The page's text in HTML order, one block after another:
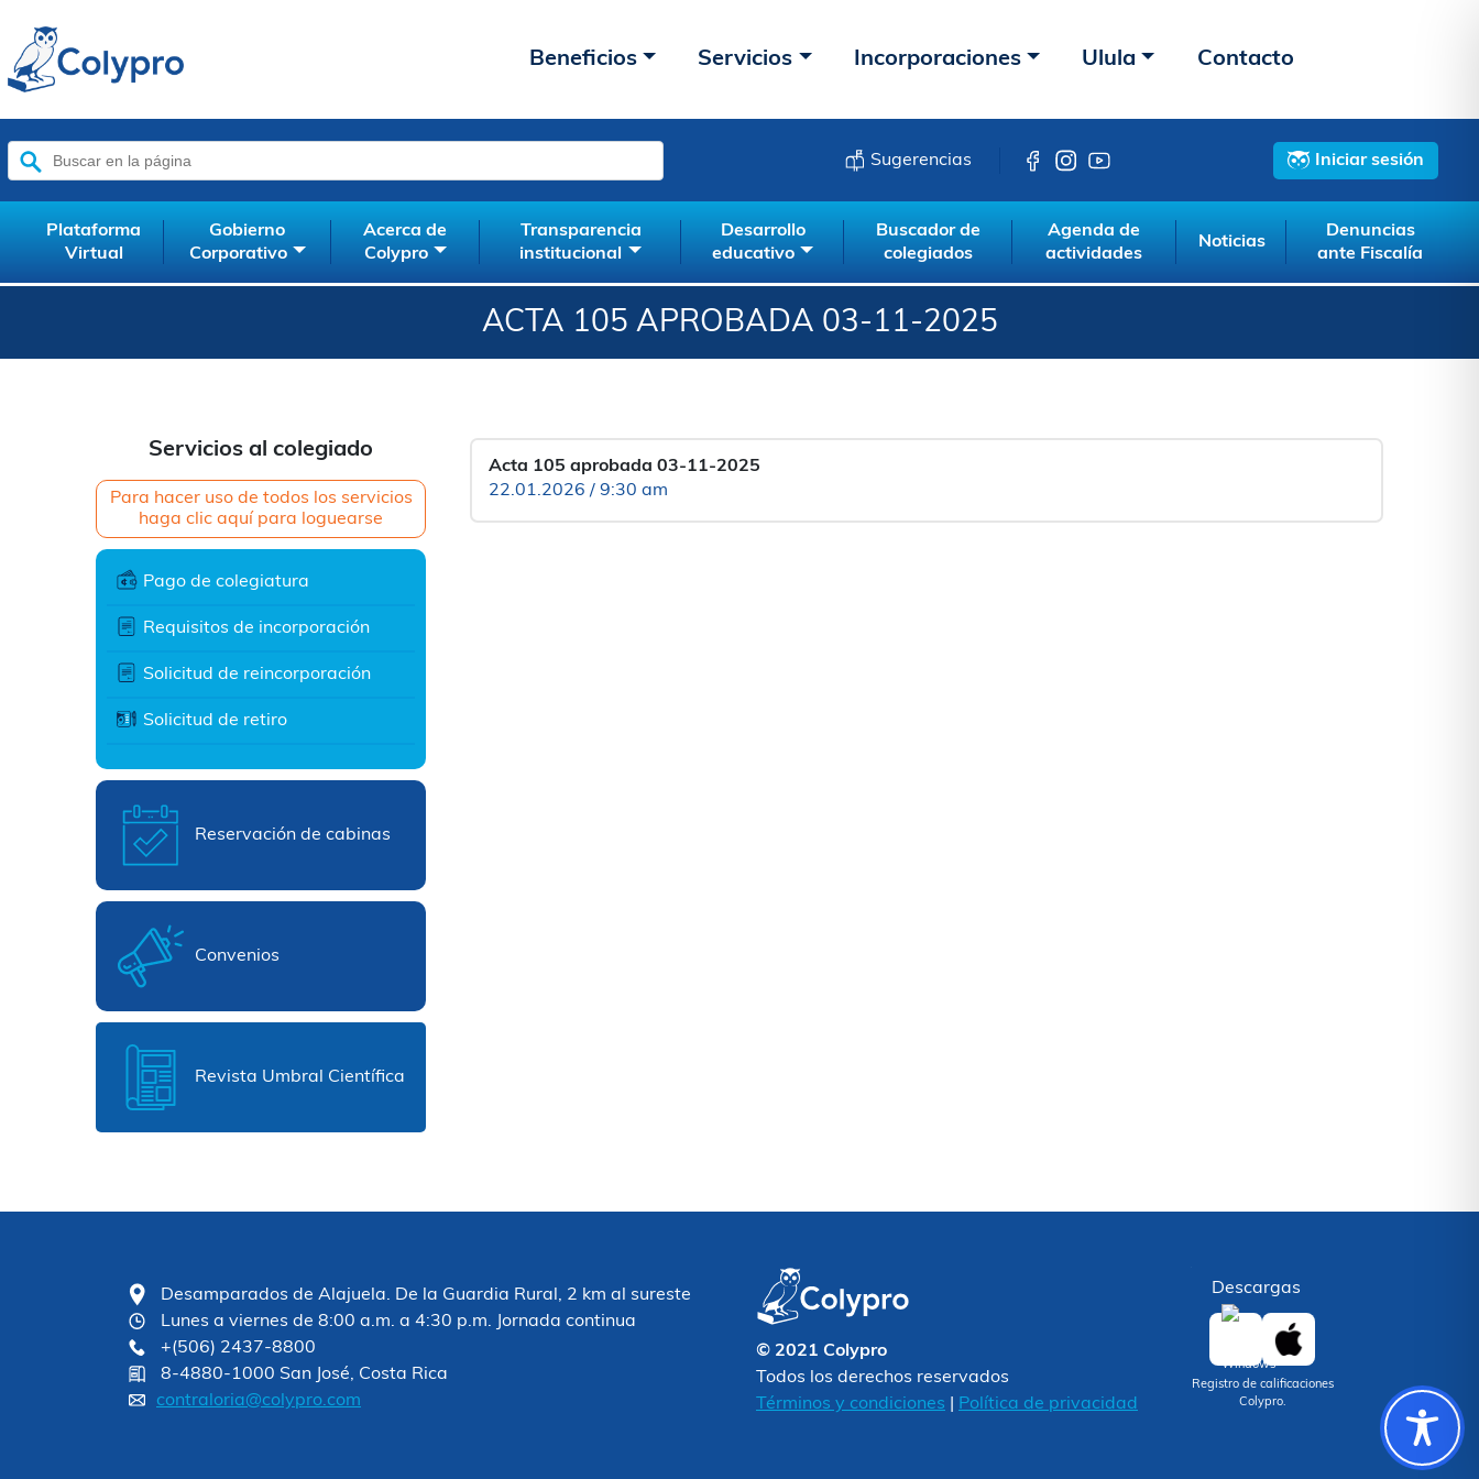
Beneficios Servicios Incorporaciones Ulula Contacto
Buscar:
Sugerencias Iniciar sesión
Plataforma
Virtual
Gobierno
Corporativo
Acerca de
Colypro
Transparencia
institucional
Desarrollo
educativo
Buscador de
colegiados
Agenda de
actividades
Noticias
Denuncias
ante Fiscalía
ACTA 105 APROBADA 03-11-2025
Servicios al colegiado
Para hacer uso de todos los servicios
haga clic aquí para loguearse
Pago de colegiatura
Requisitos de incorporación
Solicitud de reincorporación
Solicitud de retiro
Reservación de cabinas
Convenios
Revista Umbral Científica
Acta 105 aprobada 03-11-2025
22.01.2026 / 9:30 am
Desamparados de Alajuela. De la Guardia Rural, 2 km al sureste
Lunes a viernes de 8:00 a.m. a 4:30 p.m. Jornada continua
+(506) 2437-8800
8-4880-1000 San José, Costa Rica
contraloria@colypro.com
© 2021 Colypro
Todos los derechos reservados
Términos y condiciones
Política de privacidad
Descargas
Registro de calificaciones
Colypro.